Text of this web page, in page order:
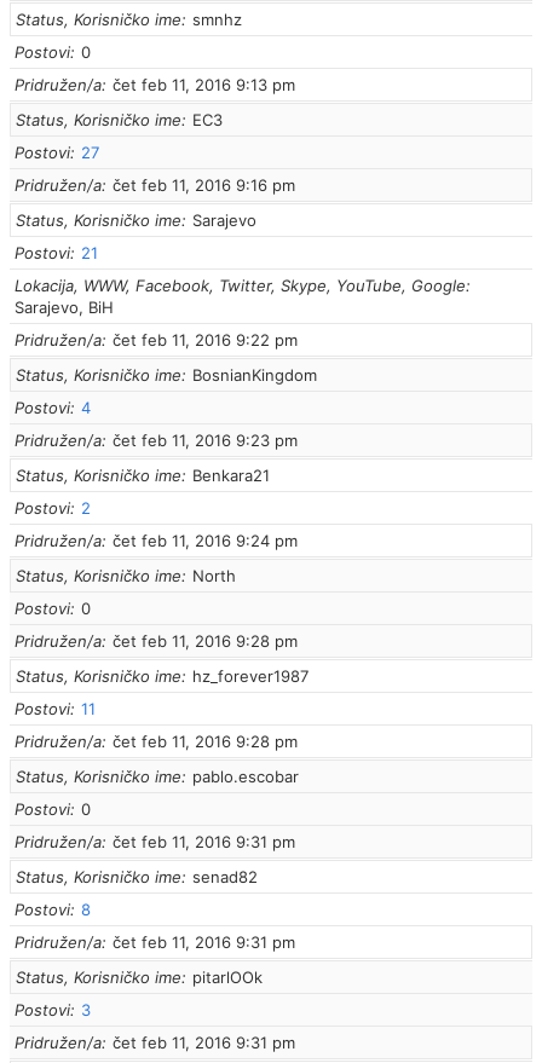
Status, Korisničko ime
smnhz
Postovi 0
Pridružen/a čet feb 11, 2016 9:13 pm
Status, Korisničko ime
EC3
Postovi
27
Pridružen/a čet feb 11, 2016 9:16 pm
Status, Korisničko ime
Sarajevo
Postovi
21
Lokacija, WWW, Facebook, Twitter, Skype, YouTube, Google
Sarajevo, BiH
Pridružen/a čet feb 11, 2016 9:22 pm
Status, Korisničko ime
BosnianKingdom
Postovi 4
Pridružen/a čet feb 11, 2016 9:23 pm
Status, Korisničko ime
Benkara21
Postovi
2
Pridružen/a čet feb 11, 2016 9:24 pm
Status, Korisničko ime
North
Postovi 0
Pridružen/a čet feb 11, 2016 9:28 pm
Status, Korisničko ime
hz_forever1987
Postovi 11
Pridružen/a čet feb 11, 2016 9:28 pm
Status, Korisničko ime
pablo.escobar
Postovi 0
Pridružen/a čet feb 11, 2016 9:31 pm
Status, Korisničko ime
senad82
Postovi 8
Pridružen/a čet feb 11, 2016 9:31 pm
Status, Korisničko ime
pitarlOOk
Postovi
3
Pridružen/a čet feb 11, 2016 9:31 pm